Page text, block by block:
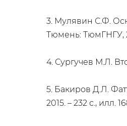
3. Мулявин С.Ф.
Тюмень: ТюмГНГУ,
4. Сургучев М.Л.
5. Бакиров Д.Л.
2015. – 232 с., илл.